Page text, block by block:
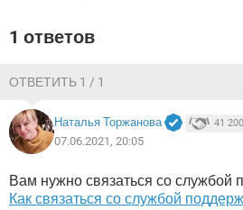
1 ответов
ОТВЕТИТЬ 1 / 1
Наталья Торжанова 41 200
07.06.2021, 20:05
Вам нужно связаться со службой
Как связаться со службой